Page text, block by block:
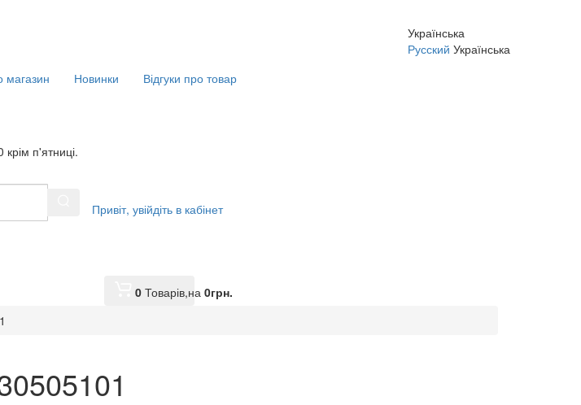
Українська
Русский Українська
магазин Новинки Відгуки про товар
крім п'ятниці.
Привіт, увійдіть в кабінет
0 Товарів,на0грн.